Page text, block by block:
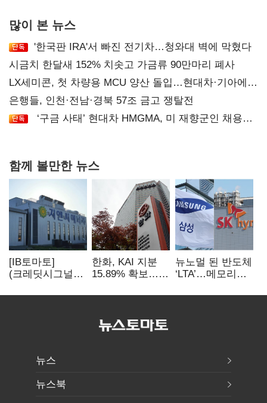
많이 본 뉴스
'한국판 IRA'서 빠진 전기차…청와대 벽에 막혔다
시금치 한달새 152% 치솟고 가금류 90만마리 폐사
LX세미콘, 첫 차량용 MCU 양산 돌입…현대차·기아에
공급
은행들, 인천·전남·경북 57조 금고 쟁탈전
‘구금 사태’ 현대차 HMGMA, 미 재향군인 채용
함께 볼만한 뉴스
[IB토마토]
(크레딧시그널)
데이터센터 타고
한화, KAI 지분
15.89% 확보…
신청 예정
뉴노멀 된 반도체
‘LTA’…메모리
54조 선불 계약
뉴스
뉴스북